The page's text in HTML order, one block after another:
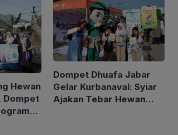
Dhuafa Jabar
Hewan
Dompet
Dompet Dhuafa Jabar
Gelar Kurbanaval: Syiar
Ajakan Tebar Hewan